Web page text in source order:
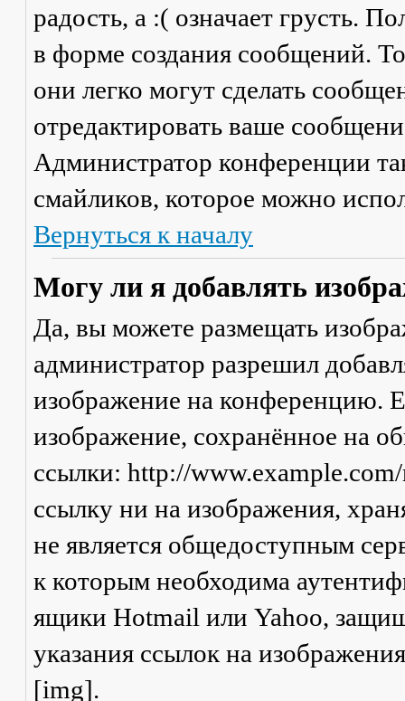
радость, а :( означает грусть.
в форме создания сообщений.
они легко могут сделать
отредактировать ваше
Администратор конференции
смайликов, которое можно
Вернуться к началу
Могу ли я добавлять
Да, вы можете размещать
администратор разрешил
изображение на конференцию.
изображение, сохранённое на
ссылки: http://
ссылку ни на изображения,
не является общедоступным
к которым необходима
ящики Hotmail или Yahoo,
указания ссылок на
[img].